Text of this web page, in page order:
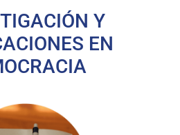
Y
EN